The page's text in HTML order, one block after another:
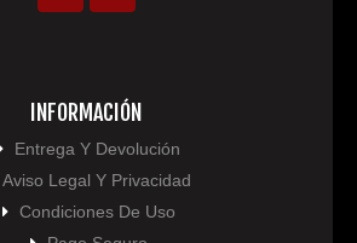
INFORMACIÓN
Entrega Y Devolución
Aviso Legal Y Privacidad
Condiciones De Uso